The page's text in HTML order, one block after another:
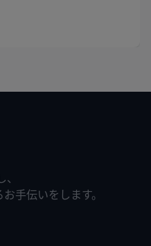
手伝いをします。